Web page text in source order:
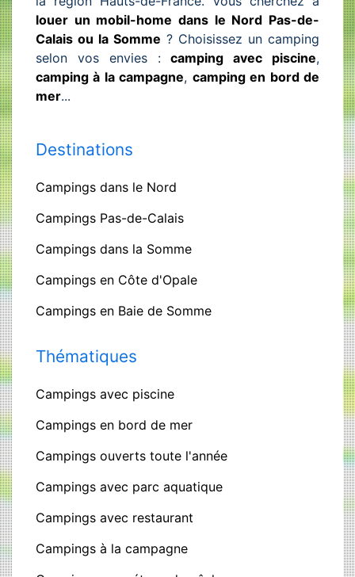
louer un mobil-home dans le Nord Pas-de-
Calais ou la Somme ? Choisissez un camping
selon vos envies :camping avec piscine,
camping à la campagne, camping en bord de
mer...
Destinations
Campings dans le Nord
Campings Pas-de-Calais
Campings dans la Somme
Campings en Côte d'Opale
Campings en Baie de Somme
Thématiques
Campings avec piscine
Campings en bord de mer
Campings ouverts toute l'année
Campings avec parc aquatique
Campings avec restaurant
Campings à la campagne